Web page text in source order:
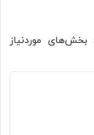
بخش‌های موردنیاز